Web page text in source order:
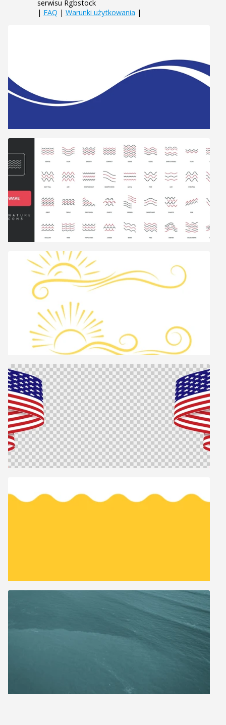
serwisu Rgbstock
| FAQ | Warunki użytkowania |